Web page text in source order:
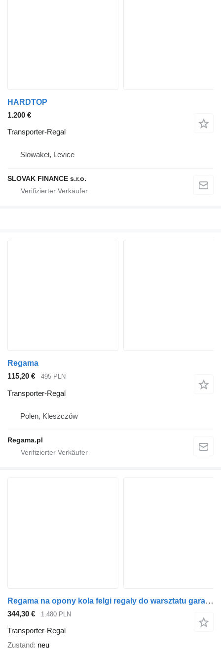
HARDTOP
1.200 €
Transporter-Regal
Slowakei, Levice
SLOVAK FINANCE s.r.o.
Regama
115,20 €
495 PLN
Transporter-Regal
Polen, Kleszczów
Regama.pl
Regama na opony kola felgi regaly do warsztatu garazu sklepu katownik
344,30 € 1.480 PLN
Transporter-Regal
Zustand neu